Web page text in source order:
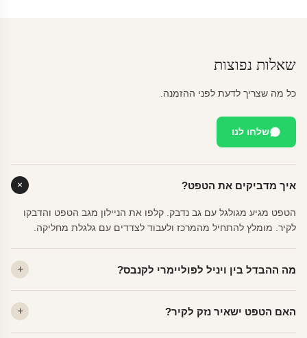
שאלות נפוצות
כל מה שצריך לדעת לפני ההזמנה.
שלחו לנו
איך מדביקים את הטפט?
הטפט מגיע מגולגל עם גב נדבק. קלפו את הניילון מגב הטפט והדבקו
לקיר. מומלץ להתחיל מהמרכז ולעבוד לצדדים עם גלגלת מחליקה.
מה ההבדל בין ויניל לפוליימרי לקנבס?
פרמיום. קנבס — בד אמנותי יוקרתי, מט.
האם הטפט ישאיר נזק לקיר?